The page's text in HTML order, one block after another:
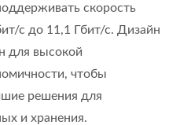
скорость
с до 11,1 Гбит/с. Дизайн
для высокой
чтобы
решения для
и хранения.